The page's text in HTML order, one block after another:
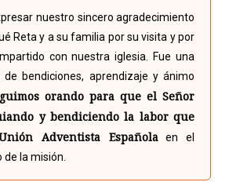
nuestro sincero agradecimiento
Reta y a su familia por su visita y por
con nuestra iglesia. Fue una
de bendiciones, aprendizaje y ánimo
orando para que el Señor
y bendiciendo la labor que
Adventista Españolaen el
la misión.